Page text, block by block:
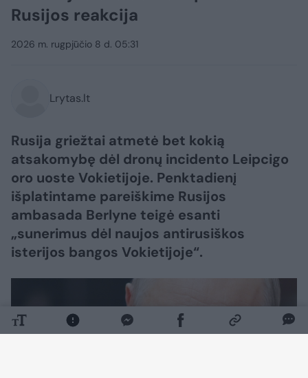
Rusijos reakcija
2026 m. rugpjūčio 8 d. 05:31
Lrytas.lt
Rusija griežtai atmetė bet kokią
atsakomybę dėl dronų incidento Leipcigo
oro uoste Vokietijoje. Penktadienį
išplatintame pareiškime Rusijos
ambasada Berlyne teigė esanti
„sunerimus dėl naujos antirusiškos
isterijos bangos Vokietijoje“.